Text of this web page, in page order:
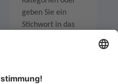
geben Sie ein
Stichwort in das